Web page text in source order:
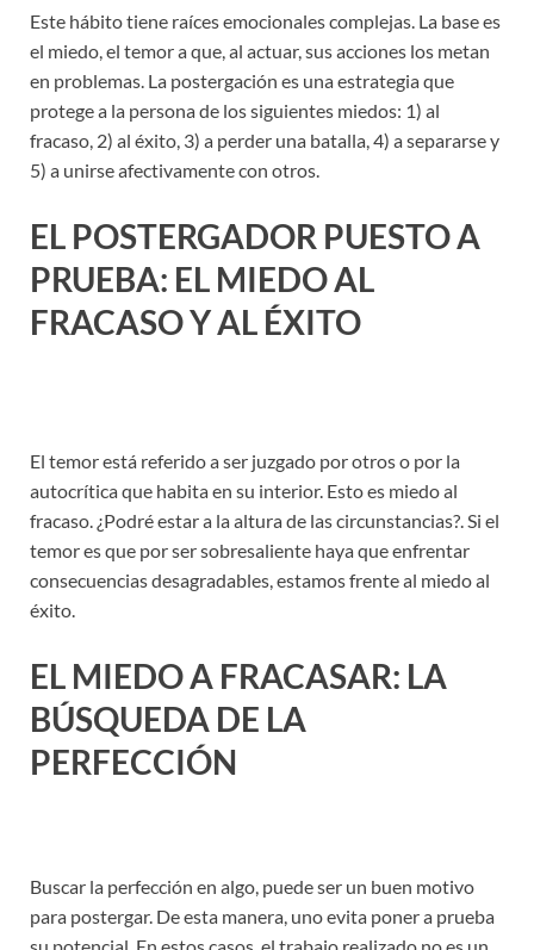
Este hábito tiene raíces emocionales complejas. La base es
el miedo, el temor a que, al actuar, sus acciones los metan
en problemas. La postergación es una estrategia que
protege a la persona de los siguientes miedos: 1) al
fracaso, 2) al éxito, 3) a perder una batalla, 4) a separarse y
5) a unirse afectivamente con otros.
EL POSTERGADOR PUESTO A
PRUEBA: EL MIEDO AL
FRACASO Y AL ÉXITO
El temor está referido a ser juzgado por otros o por la
autocrítica que habita en su interior. Esto es miedo al
fracaso. ¿Podré estar a la altura de las circunstancias?. Si el
temor es que por ser sobresaliente haya que enfrentar
consecuencias desagradables, estamos frente al miedo al
éxito.
EL MIEDO A FRACASAR: LA
BÚSQUEDA DE LA
PERFECCIÓN
Buscar la perfección en algo, puede ser un buen motivo
para postergar. De esta manera, uno evita poner a prueba